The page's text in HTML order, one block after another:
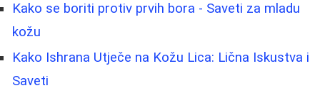
Kako se boriti protiv prvih bora - Saveti za mladu
kožu
Kako Ishrana Utječe na Kožu Lica: Lična Iskustva i
Saveti